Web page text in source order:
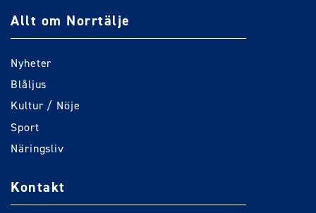
Allt om Norrtälje
Nyheter
Blåljus
Kultur / Nöje
Sport
Näringsliv
Kontakt